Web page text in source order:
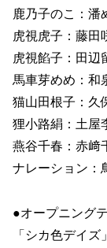
鹿乃子のこ：潘
虎視虎子：藤田
虎視餡子：田辺
馬車芽めめ：和
猫山田根子：久
狸小路絹：土屋
燕谷千春：赤﨑
ナレーション：
●オープニング
「シカ色デイズ」